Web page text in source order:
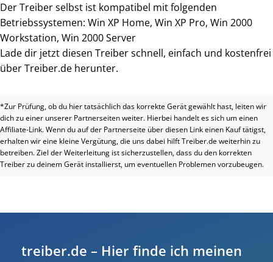
Der Treiber selbst ist kompatibel mit folgenden
Betriebssystemen: Win XP Home, Win XP Pro, Win 2000
Workstation, Win 2000 Server
Lade dir jetzt diesen Treiber schnell, einfach und kostenfrei
über Treiber.de herunter.
*Zur Prüfung, ob du hier tatsächlich das korrekte Gerät gewählt hast, leiten wir
dich zu einer unserer Partnerseiten weiter. Hierbei handelt es sich um einen
Affiliate-Link. Wenn du auf der Partnerseite über diesen Link einen Kauf tätigst,
erhalten wir eine kleine Vergütung, die uns dabei hilft Treiber.de weiterhin zu
betreiben. Ziel der Weiterleitung ist sicherzustellen, dass du den korrekten
Treiber zu deinem Gerät installierst, um eventuellen Problemen vorzubeugen.
treiber.de – Hier finde ich meinen